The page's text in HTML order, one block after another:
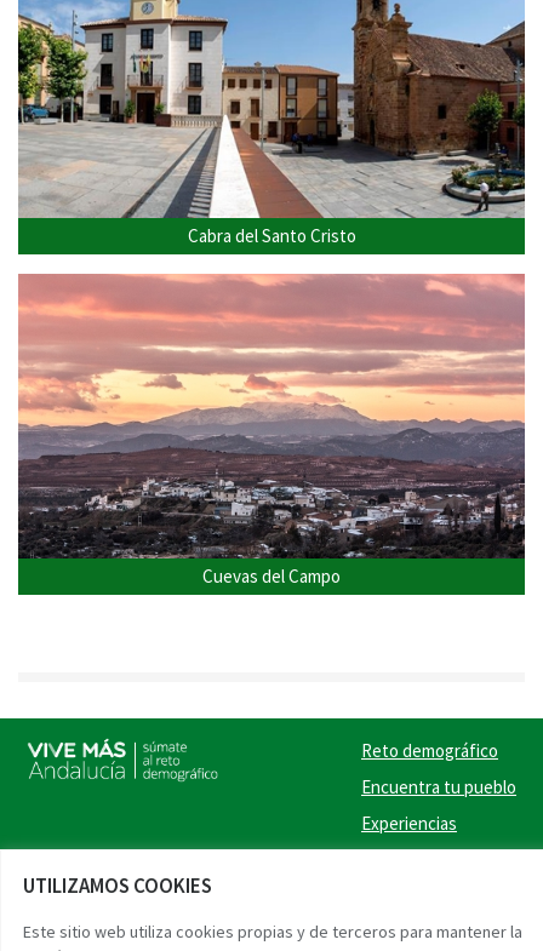
UTILIZAMOS COOKIES
Este sitio web utiliza cookies propias y de terceros para mantener la
Cabra del Santo Cristo
Cuevas del Campo
Reto demográfico
Encuentra tu pueblo
Experiencias